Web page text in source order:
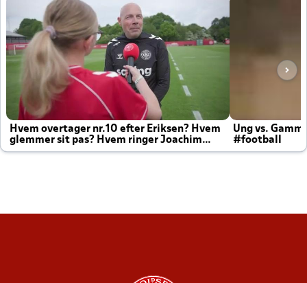
Hvem overtager nr.10 efter Eriksen? Hvem
glemmer sit pas? Hvem ringer Joachim
altid til efter kampe?
Ung vs.
#football